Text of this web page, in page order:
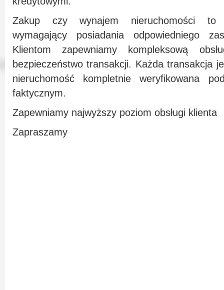
Zakup czy wynajem nieruchomości to
wymagający posiadania odpowiedniego
Klientom zapewniamy kompleksową
bezpieczeństwo transakcji. Każda transakcja
nieruchomość kompletnie weryfikowana
faktycznym.
Zapewniamy najwyższy poziom obsługi klienta
Zapraszamy